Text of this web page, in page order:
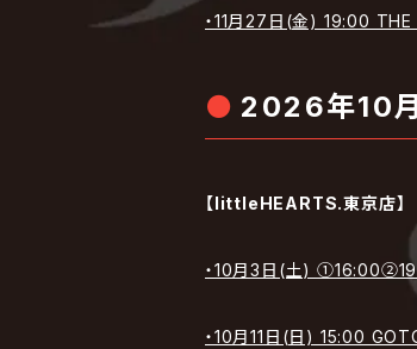
・11月27日(金) 19:00
2026年10月
【littleHEARTS.東京店】
・10月3日(土)
・10月11日(日) 15:00